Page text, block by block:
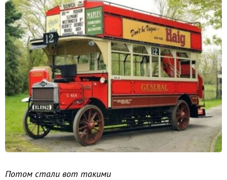
Потом стали вот такими